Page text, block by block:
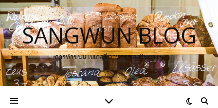
SANGWUN BLOG
การทำขนม เบเกอรี่ อาหาร ของกินต่าง ๆ